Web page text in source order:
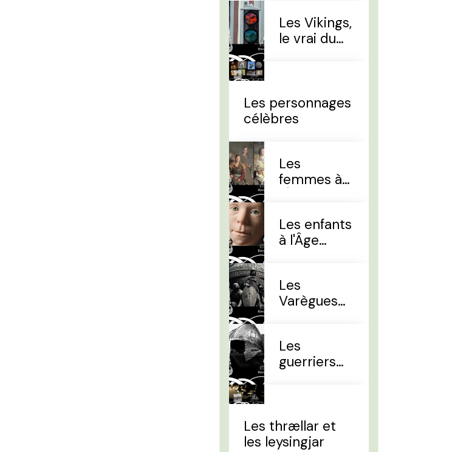
Les Vikings,
le vrai du
Les personnages
célèbres
Les
femmes à
Les enfants
à l'Âge
Les
Varègues
Les
guerriers
Les thrællar et
les leysingjar